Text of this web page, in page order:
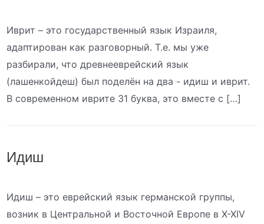
Иврит – это государственный язык Израиля,
адаптирован как разговорный. Т.е. мы уже
разбирали, что древнееврейский язык
(лашенкойдеш) был поделён на два - идиш и иврит.
В современном иврите 31 буква, это вместе с […]
Идиш
Идиш – это еврейский язык германской группы,
возник в Центральной и Восточной Европе в X-XIV